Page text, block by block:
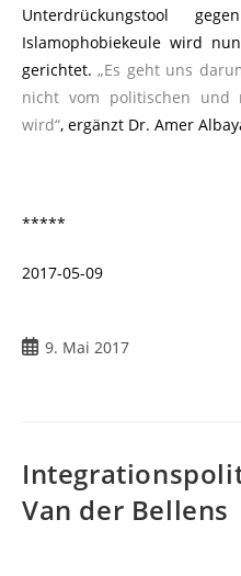
Unterdrückungstool
Islamophobiekeule wird
gerichtet.„Es geht uns
nicht vom politischen und
wird“, ergänzt Dr. Amer
*****
2017-05-09
9. Mai 2017
Van der Bellens